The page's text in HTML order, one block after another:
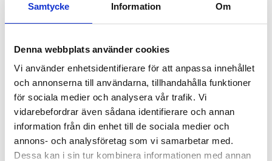
Samtycke Information Om
Denna webbplats använder cookies
Vi använder enhetsidentifierare för att anpassa innehållet
och annonserna till användarna, tillhandahålla funktioner
för sociala medier och analysera vår trafik. Vi
vidarebefordrar även sådana identifierare och annan
information från din enhet till de sociala medier och
annons- och analysföretag som vi samarbetar med.
Dessa kan i sin tur kombinera informationen med annan
Genom att gå vidare accepterar du vårintegritets- och
webbplatspolicy
Skicka